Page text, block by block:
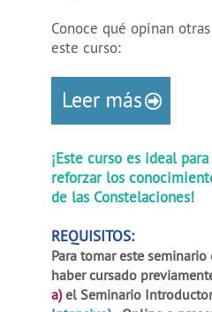
Conoce qué opinan
este curso:
¡Este curso es ideal
reforzar los
de las Constelaciones!
REQUISITOS:
Para tomar este
haber cursado
a)el Seminario